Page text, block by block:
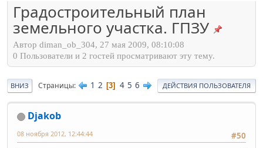
Градостроительный план
земельного участка. ГПЗУ
Автор diman_ob_304, 27 мая 2009, 08:10:08
0 Пользователи и 2 гостей просматривают эту тему.
ВНИЗ Страницы 1 2 3 4 5 6 ДЕЙСТВИЯ ПОЛЬЗОВАТЕЛЯ
Djakob
#50
08 ноября 2012, 12:44:44